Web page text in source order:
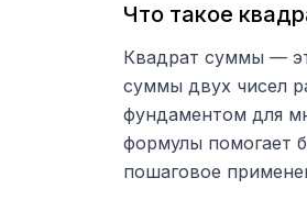
Что такое
Квадрат суммы —
суммы двух чисел
фундаментом для
формулы помогает
пошаговое